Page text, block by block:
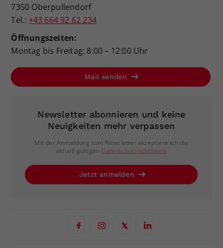
7350 Oberpullendorf
Tel.: +43 664 92 62 234
Öffnungszeiten:
Montag bis Freitag: 8:00 – 12:00 Uhr
Mail senden
Newsletter abonnieren und keine
Neuigkeiten mehr verpassen
Mit der Anmeldung zum Newsletter akzeptiere ich die
aktuell gültigen Datenschutzrichtlinien.
Jetzt anmelden